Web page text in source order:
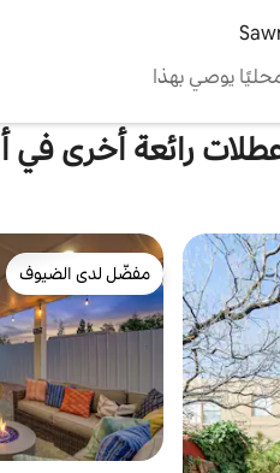
رائعة أخرى في
مفضّل لدى الضيوف
مفضّل لدى الضيوف